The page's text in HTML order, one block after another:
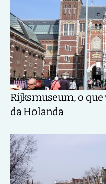
Rijksmuseum, o
da Holanda